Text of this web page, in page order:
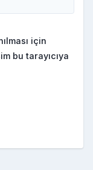
için
bu tarayıcıya